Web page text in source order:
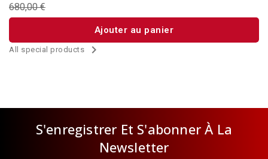
680,00 €
Ajouter au panier
All special products 
S'enregistrer Et S'abonner À La
Newsletter